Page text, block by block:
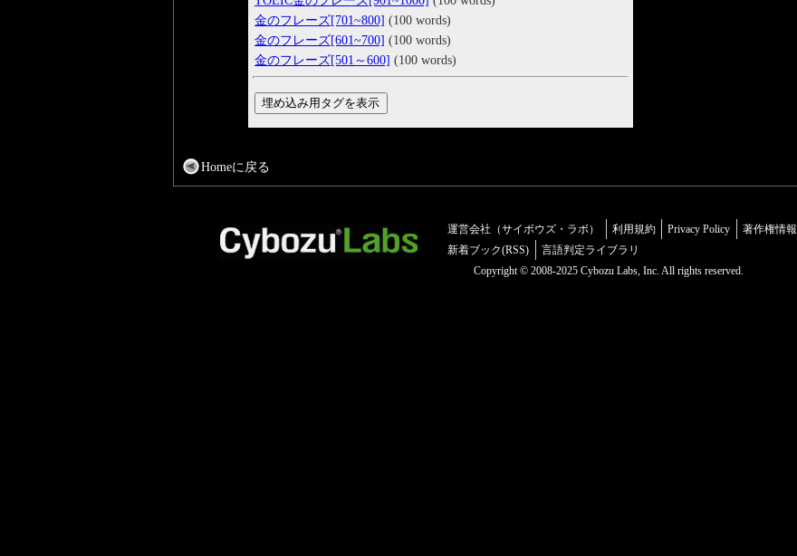
金のフレーズ[701~800] (100 words)
金のフレーズ[601~700] (100 words)
金のフレーズ[501～600] (100 words)
Homeに戻る
運営会社（サイボウズ・ラボ） 利用規約 Privacy Policy 著作権情報
新着ブック(RSS)
言語判定ライブラリ
Copyright © 2008-2025 Cybozu Labs, Inc. All rights reserved.